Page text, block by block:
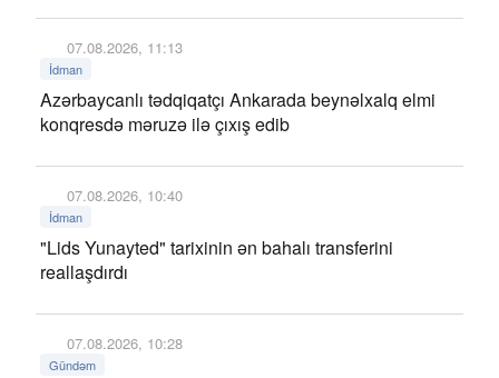
07.08.2026, 11:13
İdman
Azərbaycanlı tədqiqatçı Ankarada beynəlxalq elmi
konqresdə məruzə ilə çıxış edib
07.08.2026, 10:40
İdman
"Lids Yunayted" tarixinin ən bahalı transferini
reallaşdırdı
07.08.2026, 10:28
Gündəm